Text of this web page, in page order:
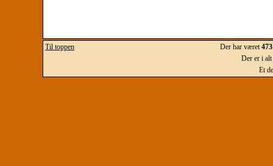
Til toppen Der har været
Der er i alt
Et